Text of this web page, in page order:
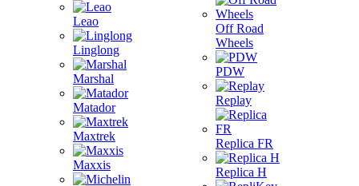
Leao
Linglong
Marshal
Matador
Maxtrek
Maxxis
Off Road
Wheels
PDW
Replay
Replica FR
Replica H